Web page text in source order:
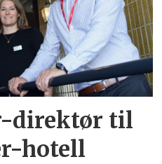
direktør til
hotell